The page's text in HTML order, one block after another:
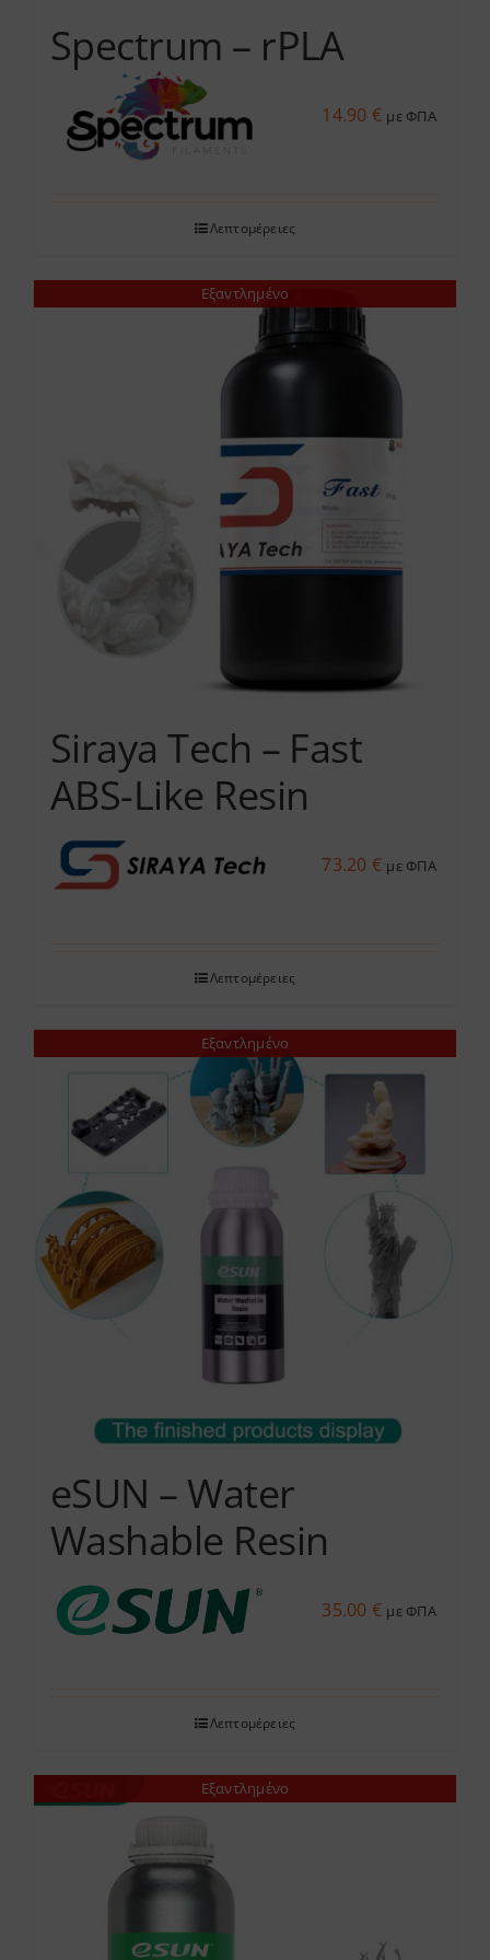
Spectrum – rPLA
14.90 € με ΦΠΑ
Λεπτομέρειες
Εξαντλημένο
Siraya Tech – Fast
ABS-Like Resin
73.20 € με ΦΠΑ
Λεπτομέρειες
Εξαντλημένο
eSUN – Water
Washable Resin
35.00 € με ΦΠΑ
Λεπτομέρειες
Εξαντλημένο